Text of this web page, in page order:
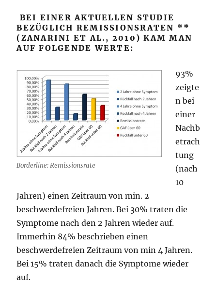
BEI EINER AKTUELLEN STUDIE
BEZÜGLICH REMISSIONSRATEN **
(ZANARINI ET AL., 2010) KAM MAN
AUF FOLGENDE WERTE:
Borderline: Remissionsrate
93%
zeigte
n bei
einer
Nachb
etrach
tung
(nach
10
Jahren) einen Zeitraum von min. 2
beschwerdefreien Jahren. Bei 30% traten die
Symptome nach den 2 Jahren wieder auf.
Immerhin 84% beschrieben einen
beschwerdefreien Zeitraum von min 4 Jahren.
Bei 15% traten danach die Symptome wieder
auf.